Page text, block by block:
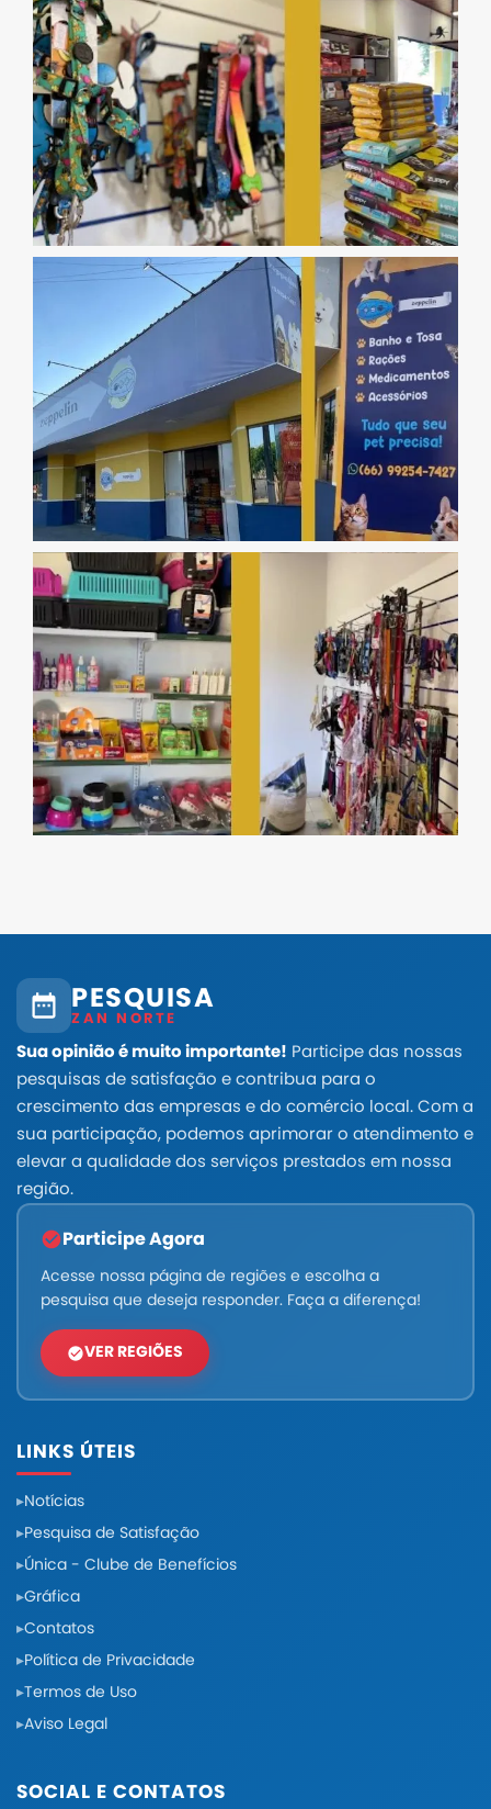
PESQUISA
ZAN NORTE
Sua opinião é muito importante! Participe das nossas
pesquisas de satisfação e contribua para o
crescimento das empresas e do comércio local. Com a
sua participação, podemos aprimorar o atendimento e
elevar a qualidade dos serviços prestados em nossa
região.
Participe Agora
Acesse nossa página de regiões e escolha a
pesquisa que deseja responder. Faça a diferença!
VER REGIÕES
LINKS ÚTEIS
Notícias
Pesquisa de Satisfação
Única - Clube de Benefícios
Gráfica
Contatos
Política de Privacidade
Termos de Uso
Aviso Legal
SOCIAL E CONTATOS